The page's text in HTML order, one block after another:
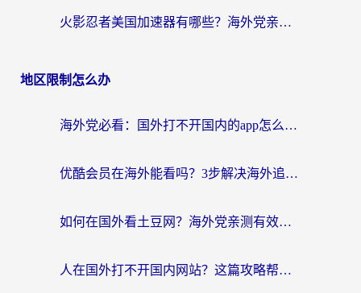
火影忍者美国加速器有哪些？海外党亲测的国服游戏加速全攻略（含菲律宾玩三国之刃守望黎明技巧）
地区限制怎么办
海外党必看：国外打不开国内的app怎么办？3步解决你的乡愁
优酷会员在海外能看吗？3步解决海外追剧难题，附实测好用加速器推荐
如何在国外看土豆网？海外党亲测有效的追剧加速器选择指南
人在国外打不开国内网站？这篇攻略帮你无缝解锁国内资源（附交管12123使用技巧）